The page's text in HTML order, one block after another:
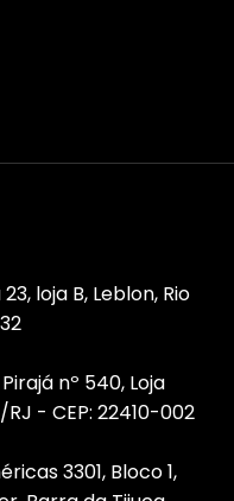
loja B, Leblon, Rio
nº 540, Loja
- CEP: 22410-002
3301, Bloco 1,